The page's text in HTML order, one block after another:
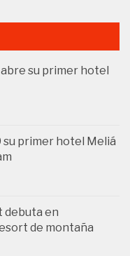
su primer hotel
su primer hotel Meliá
debuta en
de montaña